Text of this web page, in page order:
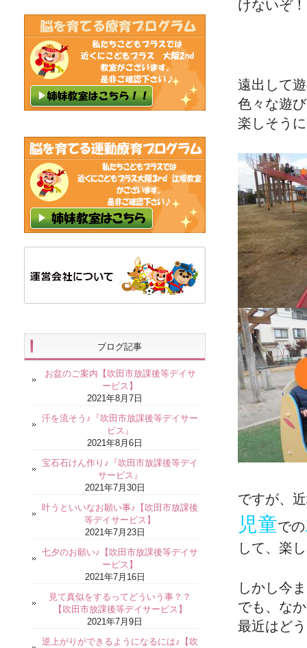
けないぞ
遠出して
色々な遊
楽しそう
ですが、
児童での
して、楽
しかし今
でも、な
最近はど
ブログ記事
お盆のご案内【吹田市放課後等デイサ
ービス】
2021年8月7日
汗を流そう♪『吹田市放課後等デイサー
ビス』
2021年8月6日
宝石石けん作り♪『吹田市放課後等デイ
サービス』
2021年7月30日
叶うといいなお願い事♪【吹田市放課後
等デイサービス】
2021年7月23日
七夕のお願い♪【吹田市放課後等デイサ
ービス】
2021年7月16日
見て真似をするってどういう事？？
【吹田市放課後等デイサービス】
2021年7月9日
逆上がりができるようになるには♪【吹